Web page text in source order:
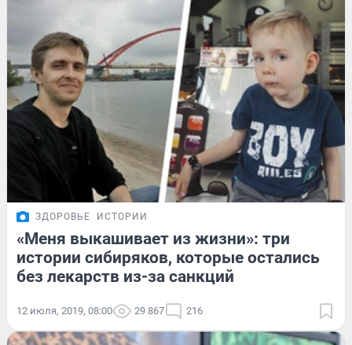
ЗДОРОВЬЕ ИСТОРИИ
«Меня выкашивает из жизни»: три
истории сибиряков, которые остались
без лекарств из-за санкций
12 июля, 2019, 08:00 29 867 216